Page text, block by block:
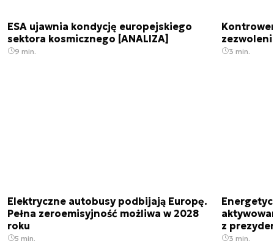
ESA ujawnia kondycję europejskiego
sektora kosmicznego [ANALIZA]
9 min. 3 min.
Elektryczne autobusy podbijają Europę.
Pełna zeroemisyjność możliwa w 2028
roku
5 min.
z
3 min.